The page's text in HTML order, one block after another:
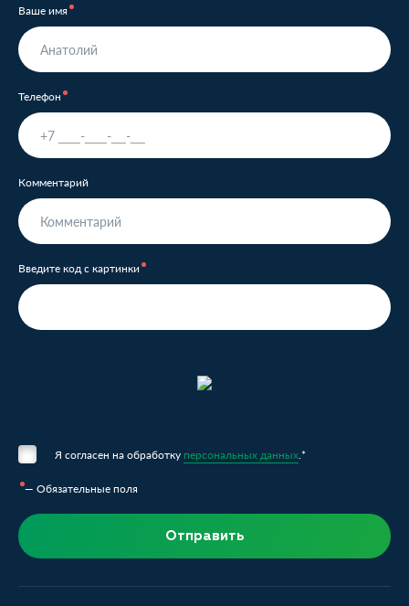
Ваше имя
Телефон
Комментарий
Введите код с картинки
Я согласен на обработку персональных данных.*
— Обязательные поля
Отправить